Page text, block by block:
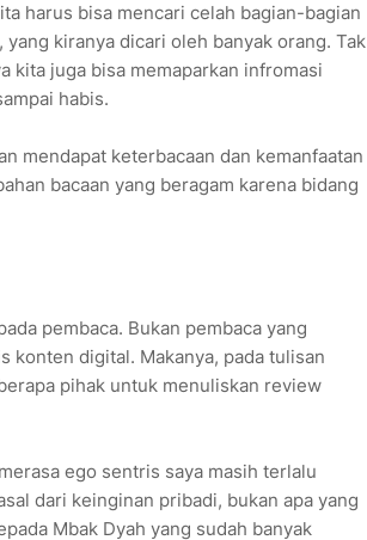
harus bisa mencari celah bagian-bagian
kiranya dicari oleh banyak orang. Tak
kita juga bisa memaparkan infromasi
habis.
mendapat keterbacaan dan kemanfaatan
bacaan yang beragam karena bidang
pembaca. Bukan pembaca yang
konten digital. Makanya, pada tulisan
pihak untuk menuliskan review
ego sentris saya masih terlalu
dari keinginan pribadi, bukan apa yang
Mbak Dyah yang sudah banyak